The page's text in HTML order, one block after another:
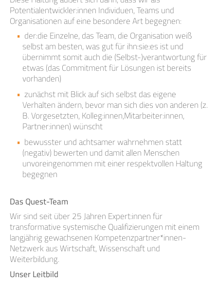
Potentialentwickler:innen Individuen, Teams und
Organisationen auf eine besondere Art begegnen:
der:die Einzelne, das Team, die Organisation weiß
selbst am besten, was gut für ihn:sie:es ist und
übernimmt somit auch die (Selbst-)verantwortung für
etwas (das Commitment für Lösungen ist bereits
vorhanden)
zunächst mit Blick auf sich selbst das eigene
Verhalten ändern, bevor man sich dies von anderen (z.
B. Vorgesetzten, Kolleg:innen,Mitarbeiter:innen,
Partner:innen) wünscht
bewusster und achtsamer wahrnehmen statt
(negativ) bewerten und damit allen Menschen
unvoreingenommen mit einer respektvollen Haltung
begegnen
Das Quest-Team
Wir sind seit über 25 Jahren Expert:innen für
transformative systemische Qualifizierungen mit einem
langjährig gewachsenen Kompetenzpartner*innen-
Netzwerk aus Wirtschaft, Wissenschaft und
Weiterbildung.
Unser Leitbild